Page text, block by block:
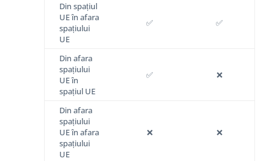
Din spațiul
UE în afara
spațiului
UE
✅ ✅
Din afara
spațiului
UE în
spațiul UE
✅ ❌
Din afara
spațiului
UE în afara
spațiului
UE
❌ ❌